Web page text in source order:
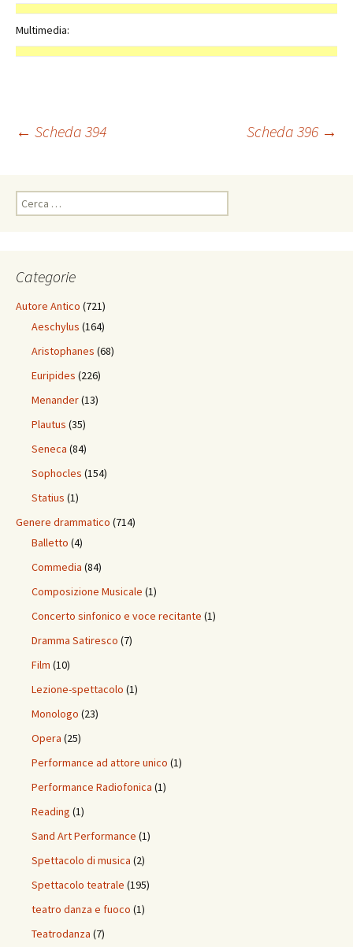
Multimedia:
Navigazione
articolo
← Scheda 394 Scheda 396 →
Ricerca
per:
Categorie
Autore Antico (721)
Aeschylus (164)
Aristophanes (68)
Euripides (226)
Menander(13)
Plautus (35)
Seneca (84)
Sophocles (154)
Statius (1)
Genere drammatico (714)
Balletto (4)
Commedia (84)
Composizione Musicale (1)
Concerto sinfonico e voce recitante (1)
Dramma Satiresco (7)
Film (10)
Lezione-spettacolo (1)
Monologo (23)
Opera (25)
Performance ad attore unico (1)
Performance Radiofonica (1)
Reading (1)
Sand Art Performance (1)
Spettacolo di musica (2)
Spettacolo teatrale (195)
teatro danza e fuoco (1)
Teatrodanza (7)